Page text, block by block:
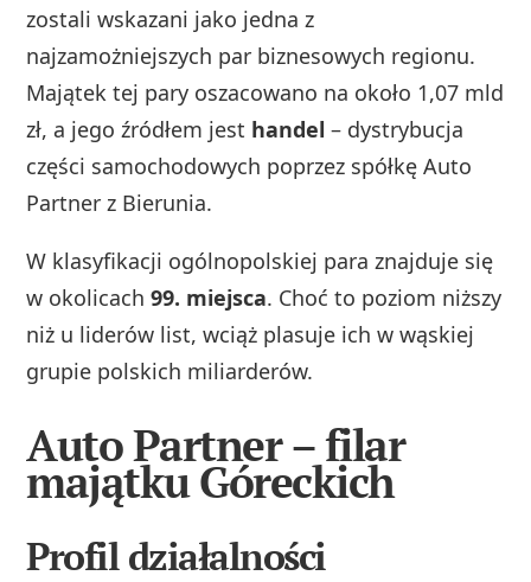
zostali wskazani jako jedna z
najzamożniejszych par biznesowych regionu.
Majątek tej pary oszacowano na około 1,07 mld
zł, a jego źródłem jest handel – dystrybucja
części samochodowych poprzez spółkę Auto
Partner z Bierunia.
W klasyfikacji ogólnopolskiej para znajduje się
w okolicach99. miejsca. Choć to poziom niższy
niż u liderów list, wciąż plasuje ich w wąskiej
grupie polskich miliarderów.
Auto Partner – filar
majątku Góreckich
Profil działalności